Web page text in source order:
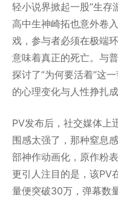
轻小说界掀起一股”生存
高中生神崎拓也意外卷
戏，参与者必须在极端
意味着真正的死亡。与
探讨了”为何要活着”这
的心理变化与人性挣扎
PV发布后，社交媒体上
围感太强了，那种窒息
部神作动画化，原作粉
更引人注目的是，该PV
量便突破30万，弹幕数